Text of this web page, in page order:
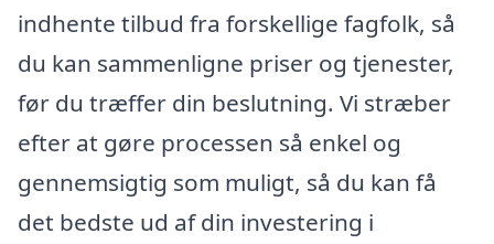
indhente tilbud fra forskellige fagfolk, så
du kan sammenligne priser og tjenester,
før du træffer din beslutning. Vi stræber
efter at gøre processen så enkel og
gennemsigtig som muligt, så du kan få
det bedste ud af din investering i